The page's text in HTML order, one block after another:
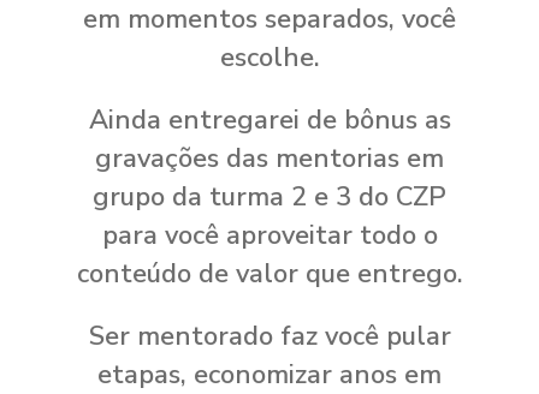
em momentos separados, você
escolhe.
Ainda entregarei de bônus as
gravações das mentorias em
grupo da turma 2 e 3 do CZP
para você aproveitar todo o
conteúdo de valor que entrego.
Ser mentorado faz você pular
etapas, economizar anos em